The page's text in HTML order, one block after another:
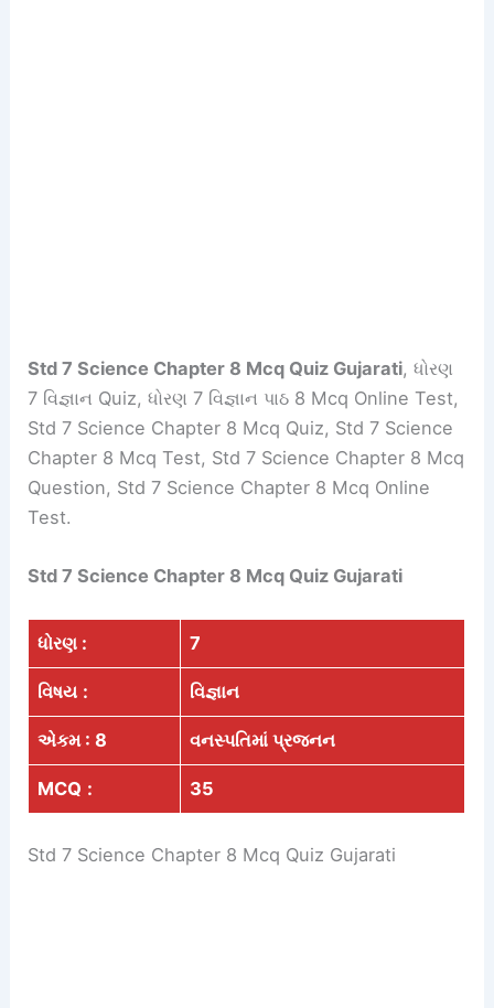
Std 7 Science Chapter 8 Mcq Quiz Gujarati, ધોરણ
7 વિજ્ઞાન Quiz, ધોરણ 7 વિજ્ઞાન પાઠ 8 Mcq Online Test,
Std 7 Science Chapter 8 Mcq Quiz, Std 7 Science
Chapter 8 Mcq Test, Std 7 Science Chapter 8 Mcq
Question, Std 7 Science Chapter 8 Mcq Online
Test.
Std 7 Science Chapter 8 Mcq Quiz Gujarati
ધોરણ : 7
વિષય : વિજ્ઞાન
એકમ : 8 વનસ્પતિમાં પ્રજનન
MCQ : 35
Std 7 Science Chapter 8 Mcq Quiz Gujarati